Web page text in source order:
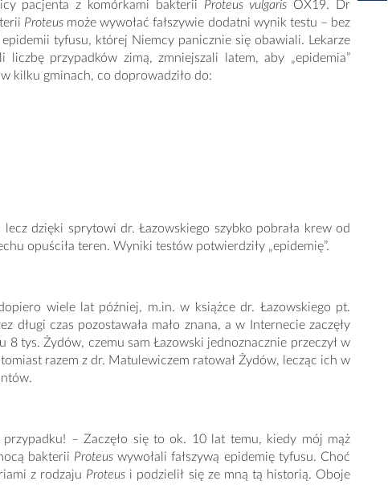
pacjenta z komórkami bakterii Proteus vulgaris OX19. Dr
Proteus może wywołać fałszywie dodatni wynik testu – bez
tyfusu, której Niemcy panicznie się obawiali. Lekarze
liczbę przypadków zimą, zmniejszali latem, aby „epidemia”
kilku gminach, co doprowadziło do:
dzięki sprytowi dr. Łazowskiego szybko pobrała krew od
opuściła teren. Wyniki testów potwierdziły „epidemię”.
wiele lat później, m.in. w książce dr. Łazowskiego pt.
długi czas pozostawała mało znana, a w Internecie zaczęły
tys. Żydów, czemu sam Łazowski jednoznacznie przeczył w
razem z dr. Matulewiczem ratował Żydów, lecząc ich w
przypadku! – Zaczęło się to ok. 10 lat temu, kiedy mój mąż
bakterii Proteuswywołali fałszywą epidemię tyfusu. Choć
z rodzaju Proteus i podzielił się ze mną tą historią. Oboje